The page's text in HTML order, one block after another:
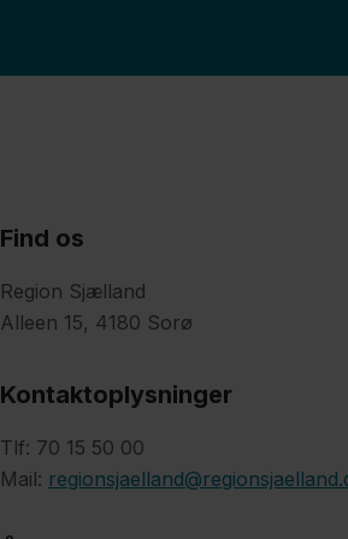
Find os
Region Sjælland
Alleen 15, 4180 Sorø
Kontaktoplysninger
Tlf: 70 15 50 00
Mail: